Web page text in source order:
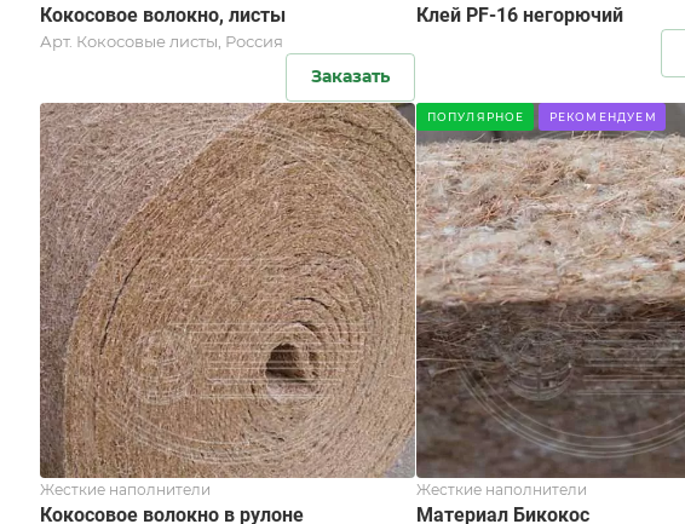
Кокосовое волокно, листы
Арт. Кокосовые листы, Россия
Заказать
Клей PF-16 негорючий
Жесткие наполнители
Кокосовое волокно в рулоне
ПОПУЛЯРНОЕ РЕКОМЕНДУЕМ
Жесткие наполнители
Материал Бикокос